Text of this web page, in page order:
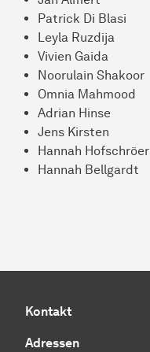
Patrick Di Blasi
Leyla Ruzdija
Vivien Gaida
Noorulain Shakoor
Omnia Mahmood
Adrian Hinse
Jens Kirsten
Hannah Hofschröer
Hannah Bellgardt
Kontakt
Adressen